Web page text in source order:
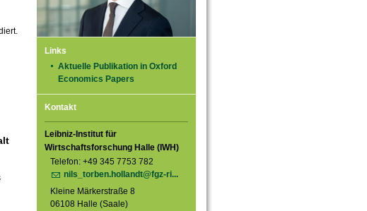
Links
Aktuelle Publikation in Oxford
Economics Papers
Kontakt
Leibniz-Institut für
Wirtschaftsforschung Halle (IWH)
Telefon: +49 345 7753 782
nils_torben.hollandt@fgz-ri...
Kleine Märkerstraße 8
06108 Halle (Saale)